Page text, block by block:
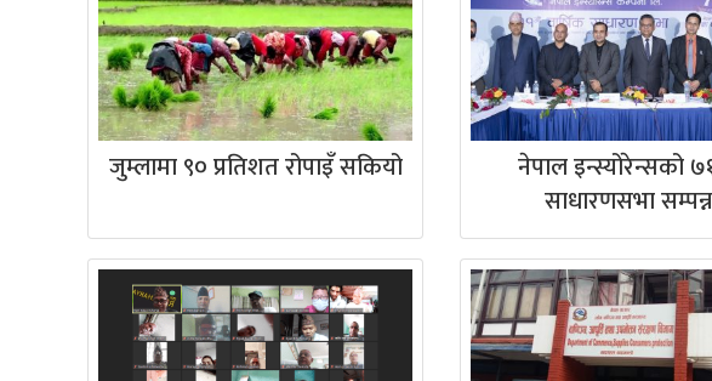
जुम्लामा ९० प्रतिशत रोपाइँ सकियो
नेपाल इन्स्योरेन्सको
साधारणसभा सम्पन्न